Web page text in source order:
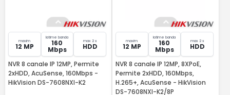
maxim
12 MP
latime banda
160
Mbps
max 2 x
HDD
NVR 8 canale IP 12MP, Permite
2xHDD, AcuSense, 160Mbps -
HikVision DS-7608NXI-K2
maxim
12 MP
latime banda
160
Mbps
max 2 x
HDD
NVR 8 canale IP 12MP, 8XPoE,
Permite 2xHDD, 160Mbps,
H.265+, AcuSense - HikVision
DS-7608NXI-K2/8P